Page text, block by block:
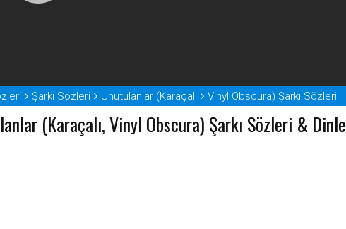
Şarkı Sözleri Unutulanlar (Karaçalı Vinyl Obscura) Şarkı Sözleri
(Karaçalı, Vinyl Obscura) Şarkı Sözleri & Dinle